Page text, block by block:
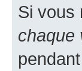
Si vous
chaque